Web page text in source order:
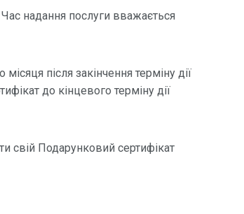
надання послуги вважається
після закінчення терміну дії
до кінцевого терміну дії
свій Подарунковий сертифікат